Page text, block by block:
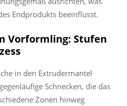
Endprodukts beeinflusst.
Vorformling: Stufen
in den Extrudermantel
Schnecken, die das
Zonen hinweg